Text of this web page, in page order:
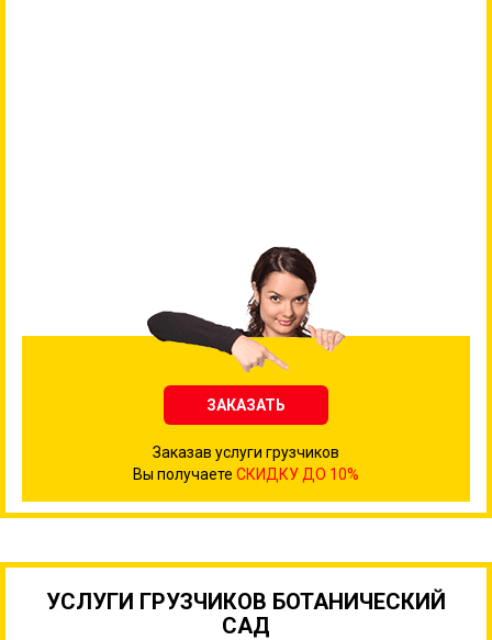
ЗАКАЗАТЬ
Заказав услуги грузчиков
Вы получаете СКИДКУ ДО 10%
УСЛУГИ ГРУЗЧИКОВ БОТАНИЧЕСКИЙ
САД